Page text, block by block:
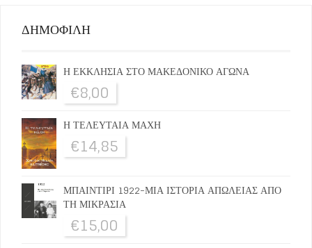
ΔΗΜΟΦΙΛΗ
Η ΕΚΚΛΗΣΙΑ ΣΤΟ ΜΑΚΕΔΟΝΙΚΟ ΑΓΩΝΑ
€8,00
Η ΤΕΛΕΥΤΑΙΑ ΜΑΧΗ
€14,85
ΜΠΑΙΝΤΙΡΙ 1922-ΜΙΑ ΙΣΤΟΡΙΑ ΑΠΩΛΕΙΑΣ ΑΠΟ
ΤΗ ΜΙΚΡΑΣΙΑ
€15,00